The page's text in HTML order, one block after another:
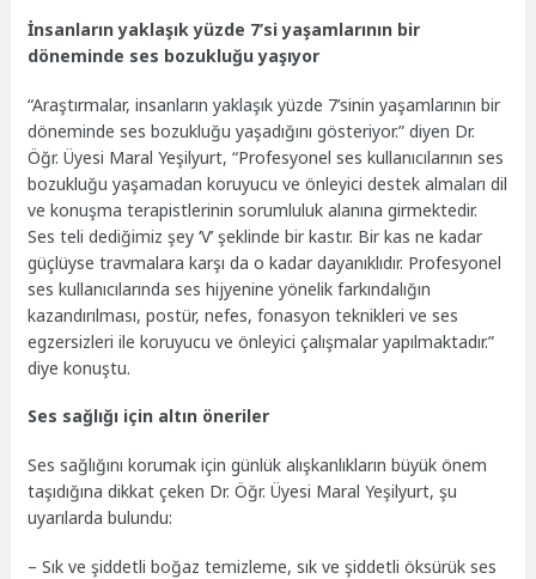
İnsanların yaklaşık yüzde 7’si yaşamlarının bir
döneminde ses bozukluğu yaşıyor
“Araştırmalar, insanların yaklaşık yüzde 7’sinin yaşamlarının bir
döneminde ses bozukluğu yaşadığını gösteriyor.” diyen Dr.
Öğr. Üyesi Maral Yeşilyurt, “Profesyonel ses kullanıcılarının ses
bozukluğu yaşamadan koruyucu ve önleyici destek almaları dil
ve konuşma terapistlerinin sorumluluk alanına girmektedir.
Ses teli dediğimiz şey ‘V’ şeklinde bir kastır. Bir kas ne kadar
güçlüyse travmalara karşı da o kadar dayanıklıdır. Profesyonel
ses kullanıcılarında ses hijyenine yönelik farkındalığın
kazandırılması, postür, nefes, fonasyon teknikleri ve ses
egzersizleri ile koruyucu ve önleyici çalışmalar yapılmaktadır.”
diye konuştu.
Ses sağlığı için altın öneriler
Ses sağlığını korumak için günlük alışkanlıkların büyük önem
taşıdığına dikkat çeken Dr. Öğr. Üyesi Maral Yeşilyurt, şu
uyarılarda bulundu:
– Sık ve şiddetli boğaz temizleme, sık ve şiddetli öksürük ses